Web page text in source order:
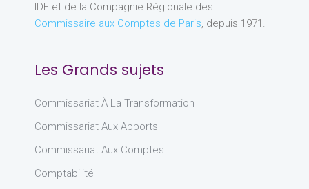
IDF et de la Compagnie Régionale des
Commissaire aux Comptes de Paris, depuis 1971.
Les Grands sujets
Commissariat À La Transformation
Commissariat Aux Apports
Commissariat Aux Comptes
Comptabilité